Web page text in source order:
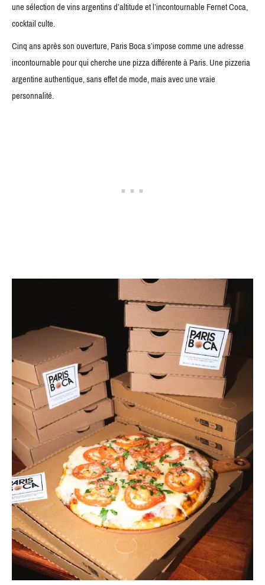
une sélection de vins argentins d’altitude et l’incontournable Fernet Coca,
cocktail culte.
Cinq ans après son ouverture, Paris Boca s’impose comme une adresse
incontournable pour qui cherche une pizza différente à Paris. Une pizzeria
argentine authentique, sans effet de mode, mais avec une vraie
personnalité.